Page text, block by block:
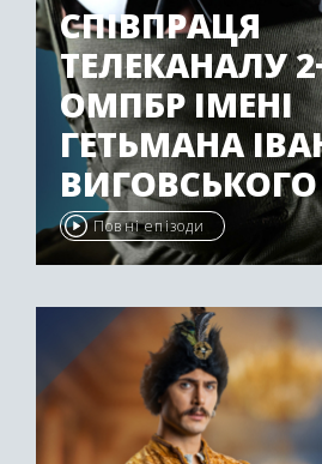
СПІВПРАЦЯ
ТЕЛЕКАНАЛУ
ОМПБР ІМЕНІ
ГЕТЬМАНА
ВИГОВСЬКОГО
Повні епізоди